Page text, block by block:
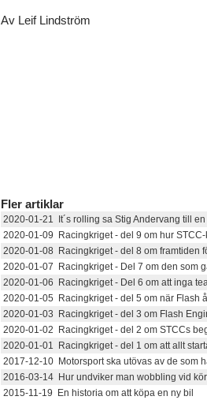
Av Leif Lindström
Fler artiklar
2020-01-21 It´s rolling sa Stig Andervang till
2020-01-09 Racingkriget - del 9 om hur
2020-01-08 Racingkriget - del 8 om framtiden
2020-01-07 Racingkriget - Del 7 om den som
2020-01-06 Racingkriget - Del 6 om att inga
2020-01-05 Racingkriget - del 5 om när Flash
2020-01-03 Racingkriget - del 3 om Flash
2020-01-02 Racingkriget - del 2 om STCCs
2020-01-01 Racingkriget - del 1 om att allt
2017-12-10 Motorsport ska utövas av de som
2016-03-14 Hur undviker man wobbling vid
2015-11-19 En historia om att köpa en ny bil